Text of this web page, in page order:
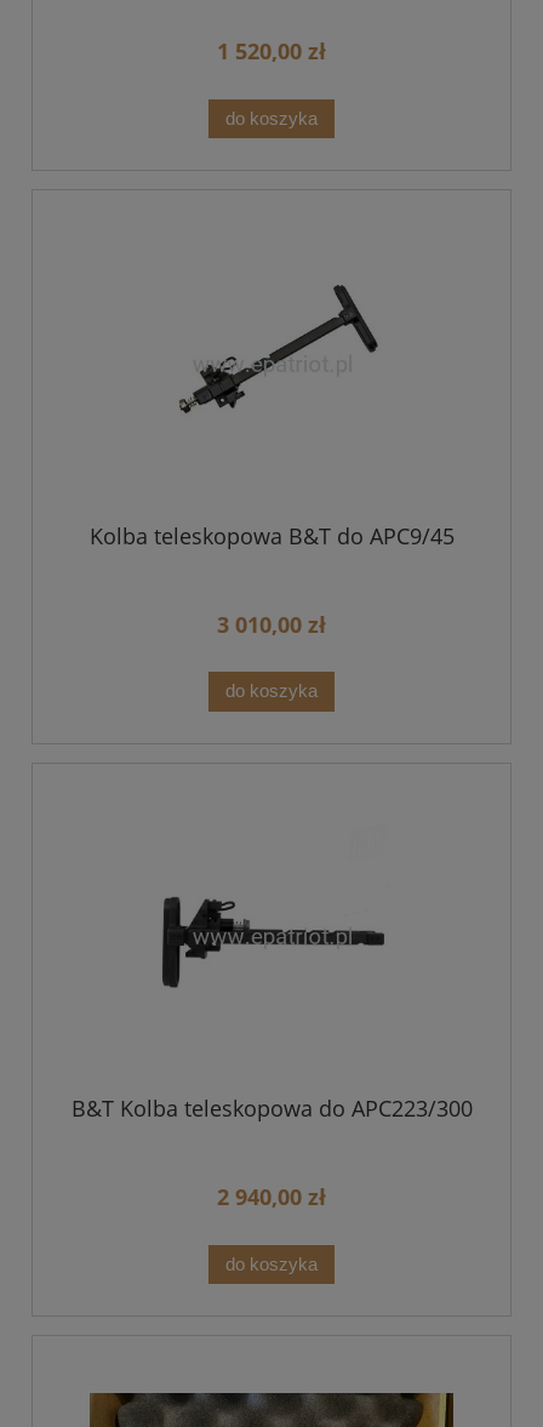
1 520,00 zł
do koszyka
Kolba teleskopowa B&T do APC9/45
3 010,00 zł
do koszyka
B&T Kolba teleskopowa do APC223/300
2 940,00 zł
do koszyka